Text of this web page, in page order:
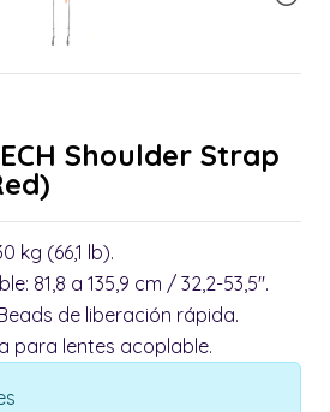
Shoulder Strap
kg (66,1 lb).
81,8 a 135,9 cm / 32,2-53,5".
de liberación rápida.
para lentes acoplable.